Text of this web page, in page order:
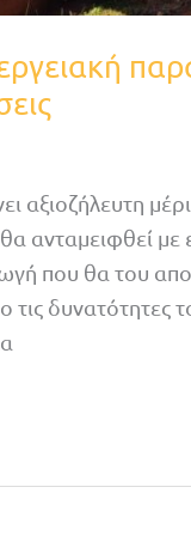
αξιοζήλευτη
ανταμειφθεί
που θα του
τις δυνατότητες